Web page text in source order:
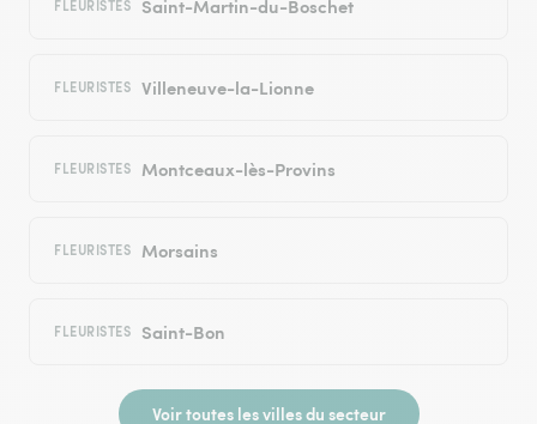
FLEURISTES Saint-Martin-du-Boschet
FLEURISTES Villeneuve-la-Lionne
FLEURISTES Montceaux-lès-Provins
FLEURISTES Morsains
FLEURISTES Saint-Bon
Voir toutes les villes du secteur